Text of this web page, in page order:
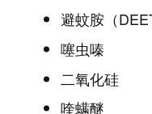
避蚊胺（
噻虫嗪
二氧化硅
喹螨醚